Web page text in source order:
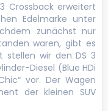
Crossback erweitert
Edelmarke unter
zunächst nur
waren, gibt es
stellen wir den DS 3
Diesel (Blue HDi
vor. Der Wagen
der kleinen SUV